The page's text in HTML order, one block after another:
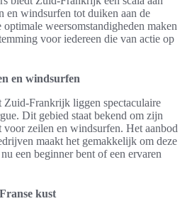
en windsurfen tot duiken aan de
weersomstandigheden maken
voor iedereen die van actie op
en windsurfen
Zuid-Frankrijk liggen spectaculaire
Dit gebied staat bekend om zijn
voor zeilen en windsurfen. Het aanbod
maakt het gemakkelijk om deze
een beginner bent of een ervaren
kust